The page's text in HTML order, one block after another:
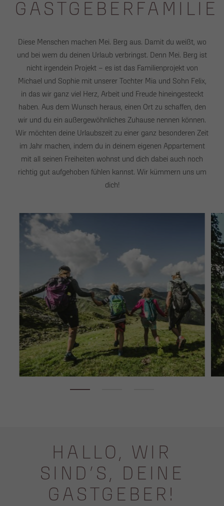
GASTGEBERFAMILIE
Diese Menschen machen Mei. Berg aus. Damit du weißt, wo
und bei wem du deinen Urlaub verbringst. Denn Mei. Berg ist
nicht irgendein Projekt – es ist das Familienprojekt von
Michael und Sophie mit unserer Tochter Mia und Sohn Felix,
in das wir ganz viel Herz, Arbeit und Freude hineingesteckt
haben. Aus dem Wunsch heraus, einen Ort zu schaffen, den
wir und du ein außergewöhnliches Zuhause nennen können.
Wir möchten deine Urlaubszeit zu einer ganz besonderen Zeit
im Jahr machen, indem du in deinem eigenen Appartement
mit all seinen Freiheiten wohnst und dich dabei auch noch
richtig gut aufgehoben fühlen kannst. Wir kümmern uns um
dich!
HALLO, WIR
SIND’S, DEINE
GASTGEBER!